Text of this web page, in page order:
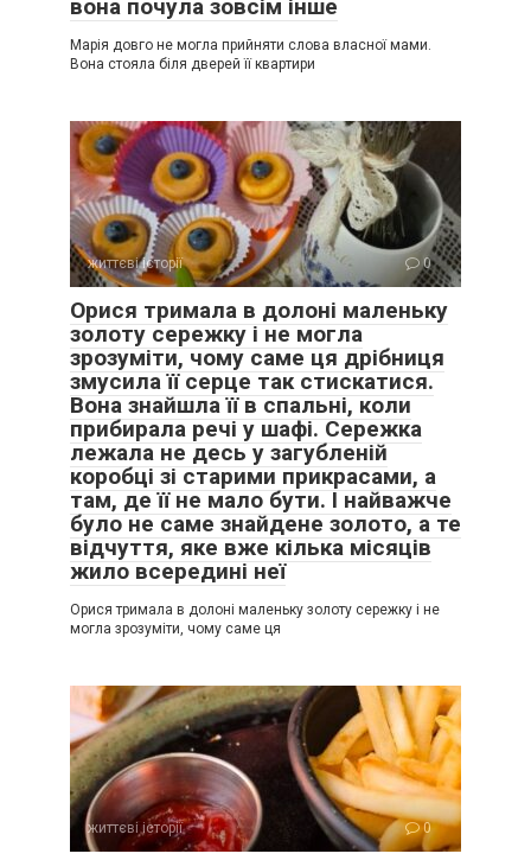
вона почула зовсім інше
Марія довго не могла прийняти слова власної мами.
Вона стояла біля дверей її квартири
життєві історії 0
Орися тримала в долоні маленьку
золоту сережку і не могла
зрозуміти, чому саме ця дрібниця
змусила її серце так стискатися.
Вона знайшла її в спальні, коли
прибирала речі у шафі. Сережка
лежала не десь у загубленій
коробці зі старими прикрасами, а
там, де її не мало бути. І найважче
було не саме знайдене золото, а те
відчуття, яке вже кілька місяців
жило всередині неї
Орися тримала в долоні маленьку золоту сережку і не
могла зрозуміти, чому саме ця
життєві історії 0